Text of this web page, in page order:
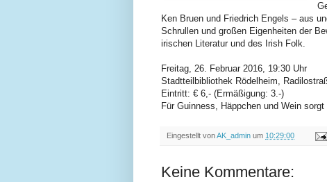
Ken Bruen und Friedrich Engels ‒ aus
Schrullen und großen Eigenheiten der
irischen Literatur und des Irish Folk.
Freitag, 26. Februar 2016, 19:30 Uhr
Stadtteilbibliothek Rödelheim,
Eintritt: € 6,- (Ermäßigung: 3.-)
Für Guinness, Häppchen und Wein
Eingestellt vonAK_admin um 10:29:00
Keine Kommentare: